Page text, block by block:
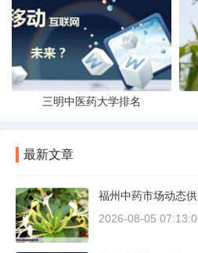
三明中医药大学排名
最新文章
福州中药市场动态
2026-08-05